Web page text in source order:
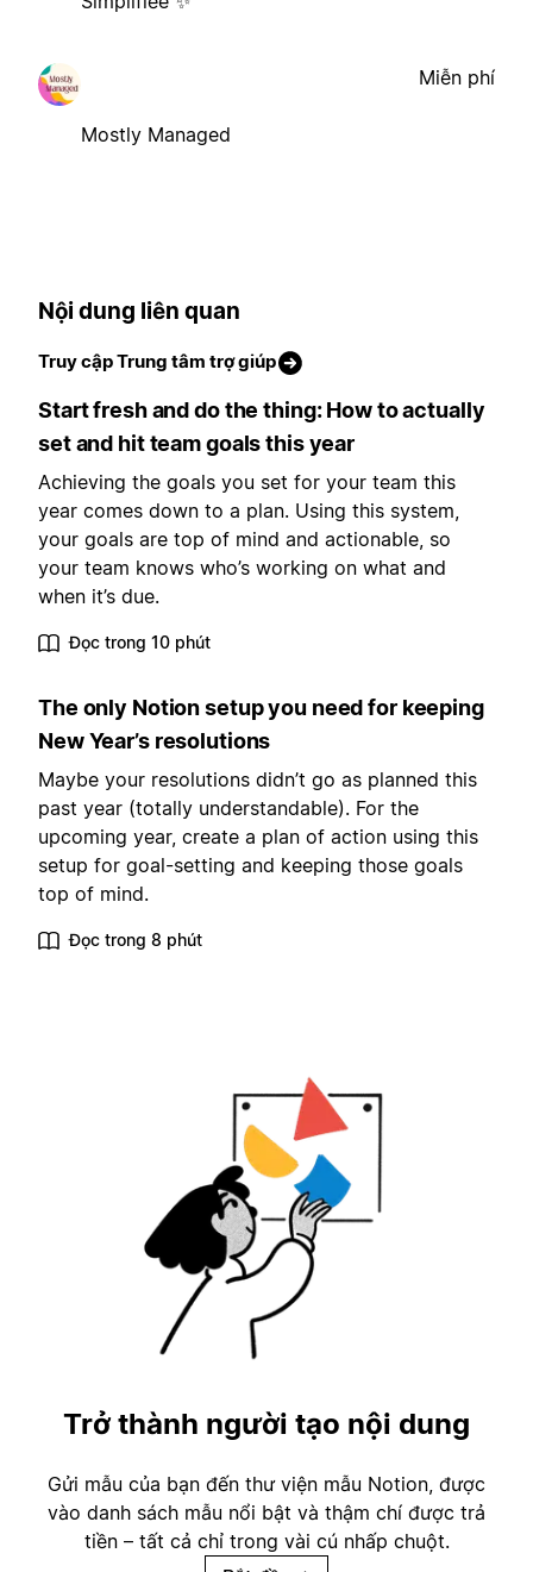
Mostly Managed
Miễn phí
Nội dung liên quan
Truy cập Trung tâm trợ giúp
Start fresh and do the thing: How to actually
set and hit team goals this year
Achieving the goals you set for your team this
year comes down to a plan. Using this system,
your goals are top of mind and actionable, so
your team knows who’s working on what and
when it’s due.
Đọc trong 10 phút
The only Notion setup you need for keeping
New Year’s resolutions
Maybe your resolutions didn’t go as planned this
past year (totally understandable). For the
upcoming year, create a plan of action using this
setup for goal-setting and keeping those goals
top of mind.
Đọc trong 8 phút
Trở thành người tạo nội dung
Gửi mẫu của bạn đến thư viện mẫu Notion, được
vào danh sách mẫu nổi bật và thậm chí được trả
tiền – tất cả chỉ trong vài cú nhấp chuột.